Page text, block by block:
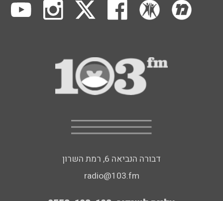
דבורה הנביאה 6, רמת השרון
radio@103.fm